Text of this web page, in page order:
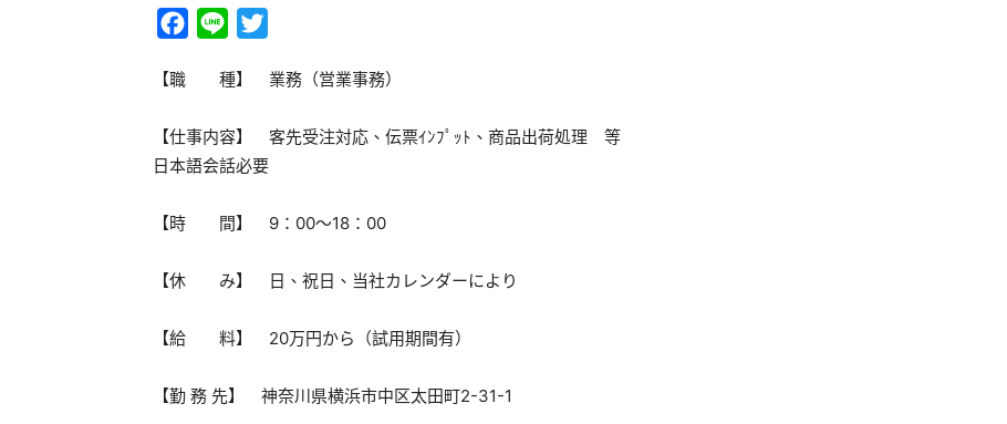
Facebook
Line
【職 種】 業務（営業事務）
【仕事内容】 客先受注対応、伝票ｲﾝﾌﾟｯﾄ、商品出荷処理 等
日本語会話必要
【時 間】 9：00～18：00
【休 み】 日、祝日、当社カレンダーにより
【給 料】 20万円から（試用期間有）
【勤 務 先】 神奈川県横浜市中区太田町2-31-1